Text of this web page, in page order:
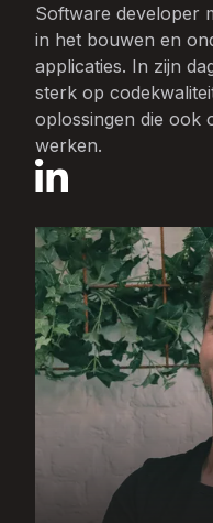
Software developer
in het bouwen en
applicaties. In zijn
sterk op
oplossingen die ook
werken.